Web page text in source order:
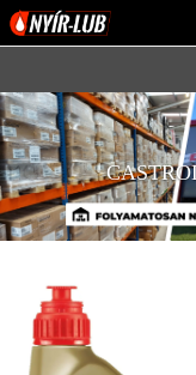
REGISZTRÁCIÓ
IPARI
KENŐANYAGOK
AZ